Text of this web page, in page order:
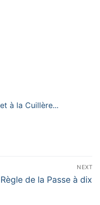
à la Cuillère...
NEXT
Next
Règle de la Passe à dix